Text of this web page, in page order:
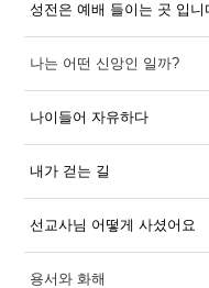
성전은 예배 들이는 곳 입니
나는 어떤 신앙인 일까?
나이들어 자유하다
내가 걷는 길
선교사님 어떻게 사셨어요
용서와 화해